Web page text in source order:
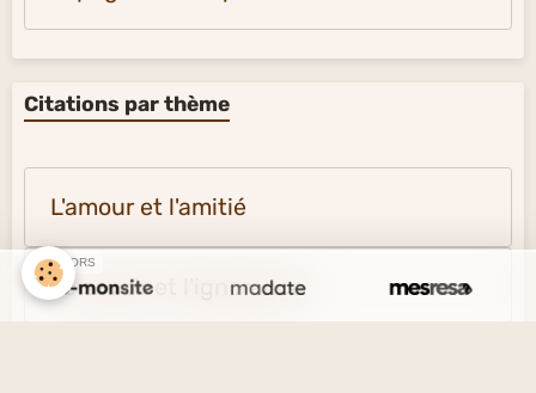
Allemagne musique
France classique
Espagne classique
Citations par thème
SPONSORS